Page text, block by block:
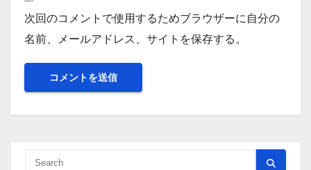
次回のコメントで使用するためブラウザーに自分の
名前、メールアドレス、サイトを保存する。